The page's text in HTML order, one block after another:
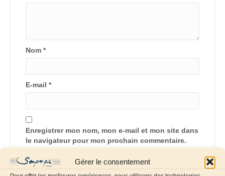
Gérer le consentement
Nom *
E-mail *
Enregistrer mon nom, mon e-mail et mon site dans
le navigateur pour mon prochain commentaire.